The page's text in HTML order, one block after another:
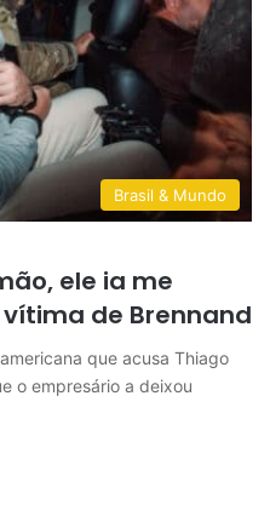
Brasil & Mundo
ele ia me
de Brennand
que acusa Thiago
o empresário a deixou